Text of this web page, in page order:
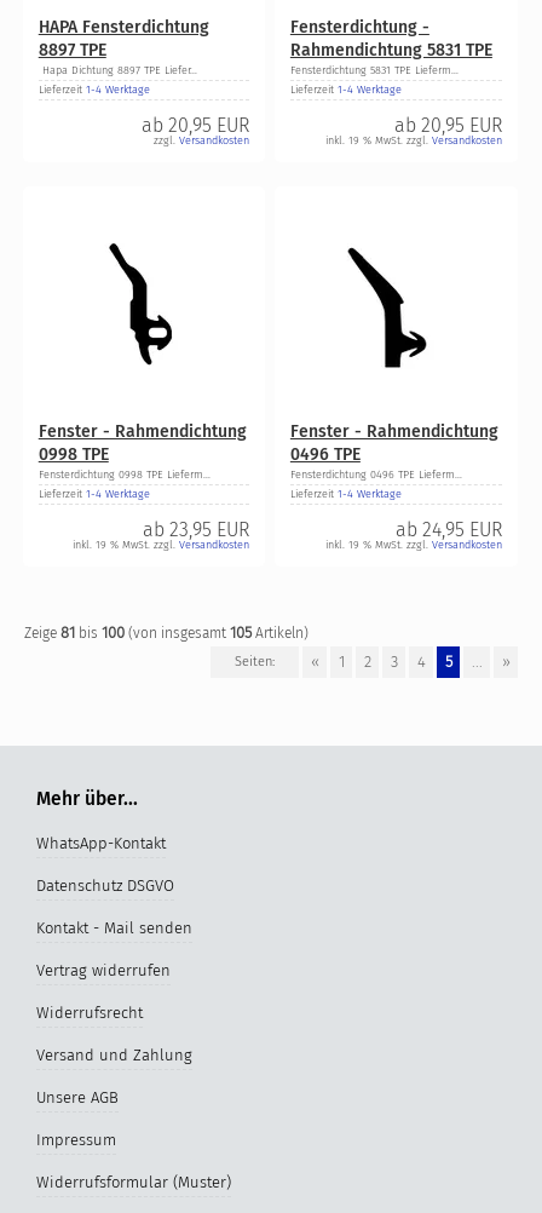
HAPA Fensterdichtung
8897 TPE
Hapa Dichtung 8897 TPE Liefer...
Lieferzeit 1-4 Werktage
ab20,95 EUR
zzgl.Versandkosten
Fensterdichtung -
Rahmendichtung 5831 TPE
Fensterdichtung 5831 TPE Lieferm...
Lieferzeit 1-4 Werktage
ab 20,95 EUR
inkl. 19 % MwSt. zzgl. Versandkosten
Fenster - Rahmendichtung
0998 TPE
Fensterdichtung 0998 TPE Lieferm...
Lieferzeit 1-4 Werktage
ab23,95 EUR
inkl. 19 % MwSt. zzgl.Versandkosten
Fenster - Rahmendichtung
0496 TPE
Fensterdichtung 0496 TPE Lieferm...
Lieferzeit 1-4 Werktage
ab 24,95 EUR
inkl. 19 % MwSt. zzgl. Versandkosten
Zeige 81 bis 100 (von insgesamt 105Artikeln)
Seiten: « 1 2 3 4 5 »
Mehr über...
WhatsApp-Kontakt
Datenschutz DSGVO
Kontakt - Mail senden
Vertrag widerrufen
Widerrufsrecht
Versand und Zahlung
Unsere AGB
Impressum
Widerrufsformular (Muster)